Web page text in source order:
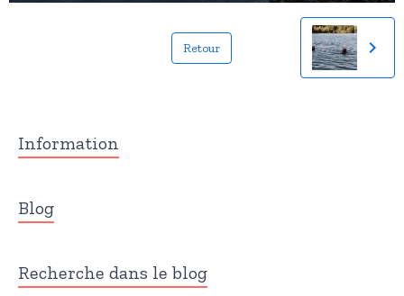
Retour
Information
Blog
Recherche dans le blog